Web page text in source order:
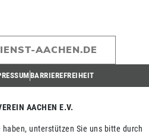
AACHEN.DE
BARRIEREFREIHEIT
AACHEN E.V.
unterstützen Sie uns bitte durch